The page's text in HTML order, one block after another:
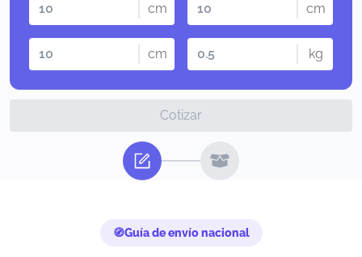
cm cm
cm kg
Cotizar
Guía de envío nacional